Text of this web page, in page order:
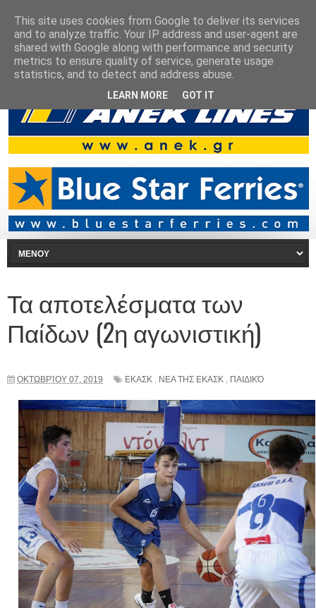
Τα αποτελέσματα των
Παίδων (2η αγωνιστική)
ΟΚΤΩΒΡΊΟΥ 07, 2019 ΕΚΑΣΚ , ΝΕΑ ΤΗΣ ΕΚΑΣΚ , ΠΑΙΔΙΚΌ
This site uses cookies from Google to deliver its services
and to analyze traffic. Your IP address and user-agent are
shared with Google along with performance and security
metrics to ensure quality of service, generate usage
statistics, and to detect and address abuse.
LEARN MORE GOT IT